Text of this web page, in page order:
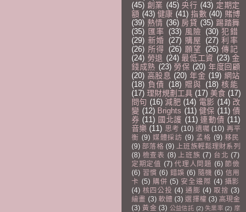
(45) 創業 (45) 央行 (43) 定期定
額 (43) 健康 (41) 指數 (40) 賭博
(39) 熱情 (36) 房貸 (35) 踢踏舞
(35) 匯率 (33) 風險 (30) 犯錯
(29) 新婚 (27) 購屋 (27) 利率
(26) 所得 (26) 願望 (26) 傳記
(24) 勞退 (24) 最低工資 (23) 金
錢成熟 (23) 勞保 (20) 年度回顧
(20) 高股息 (20) 年金 (19) 網站
(18) 負債 (18) 贈與 (18) 核能
(17) 理財規劃工具 (17) 美食 (17)
問句 (16) 減肥 (14) 電影 (14) 改
變 (12) Brights (11) 健保 (11) 債
券 (11) 國北護 (11) 連動債 (11)
音樂 (11) 思考 (10) 遺囑 (10) 再平
衡 (9) 媒體採訪 (9) 孟格 (9) 移民
(9) 部落格 (9)
上班族輕鬆理財系列
(8) 檢查表 (8) 上班族 (7) 台北 (7)
定期定值 (7) 代理人問題 (6) 節儉
(6) 習慣 (6) 錯誤 (6) 隨機 (6) 信用
卡 (5) 購併 (5) 安全邊際 (4) 攝影
(4) 核四公投 (4) 通膨 (4) 取捨 (3)
繪畫 (3) 軟體 (3) 選擇權 (3) 高現金
(3) 黃金 (3) 公益信託 (2) 失業率 (2) 摩